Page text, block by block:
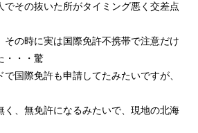
でその抜いた所がタイミング悪く交差点
その時に実は国際免許不携帯で注意だけ
・・・驚
国際免許も申請してたみたいですが、
く、無免許になるみたいで、現地の北海